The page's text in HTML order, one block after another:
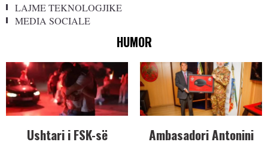
LAJME TEKNOLOGJIKE
MEDIA SOCIALE
HUMOR
Ushtari i FSK-së
Ambasadori Antonini